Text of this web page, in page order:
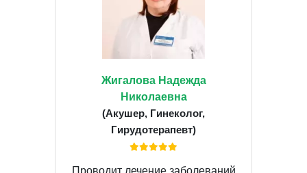
Жигалова Надежда
Николаевна
(Акушер, Гинеколог,
Гирудотерапевт)
Проводит лечение заболеваний